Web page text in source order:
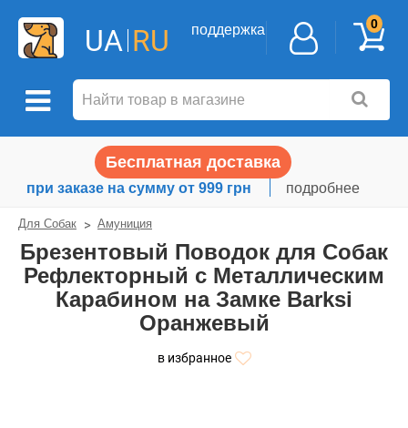
UA RU поддержка 0
Бесплатная доставка
при заказе на сумму от 999 грн подробнее
Для Собак Амуниция
Брезентовый Поводок для Собак
Рефлекторный с Металлическим
Карабином на Замке Barksi
Оранжевый
в избранное